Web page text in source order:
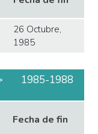
26 Octubre,
1985
1985-1988
Fecha de fin